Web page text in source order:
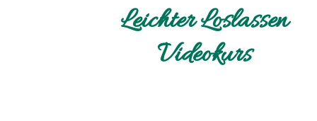
Leichter Loslassen
Videokurs